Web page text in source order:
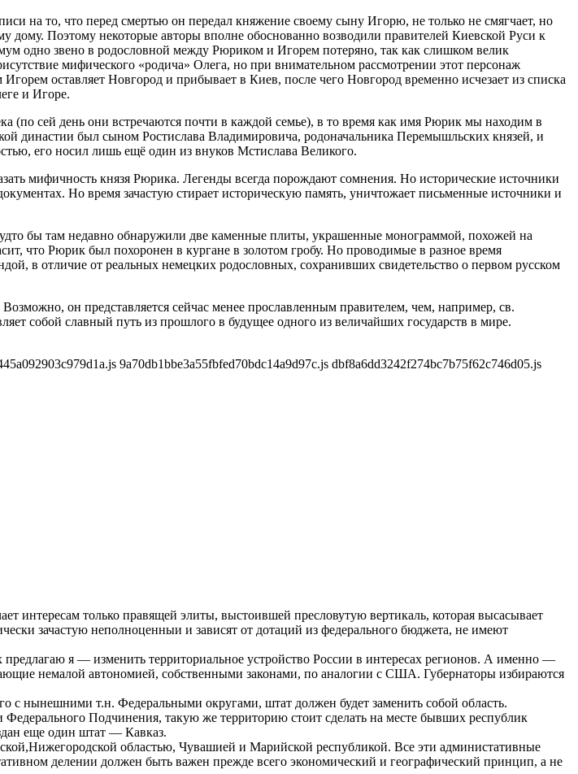
на то, что перед смертью он передал княжение своему сыну Игорю, не только не смягчает, но
дому. Поэтому некоторые авторы вполне обоснованно возводили правителей Киевской Руси к
одно звено в родословной между Рюриком и Игорем потеряно, так как слишком велик
мифического «родича» Олега, но при внимательном рассмотрении этот персонаж
оставляет Новгород и прибывает в Киев, после чего Новгород временно исчезает из списка
и Игоре.
(по сей день они встречаются почти в каждой семье), в то время как имя Рюрик мы находим в
династии был сыном Ростислава Владимировича, родоначальника Перемышльских князей, и
его носил лишь ещё один из внуков Мстислава Великого.
мифичность князя Рюрика. Легенды всегда порождают сомнения. Но исторические источники
Но время зачастую стирает историческую память, уничтожает письменные источники и
бы там недавно обнаружили две каменные плиты, украшенные монограммой, похожей на
что Рюрик был похоронен в кургане в золотом гробу. Но проводимые в разное время
в отличие от реальных немецких родословных, сохранивших свидетельство о первом русском
он представляется сейчас менее прославленным правителем, чем, например, св.
собой славный путь из прошлого в будущее одного из величайших государств в мире.
9a70db1bbe3a55fbfed70bdc14a9d97c.js dbf8a6dd3242f274bc7b75f62c746d05.js
интересам только правящей элиты, выстоившей пресловутую вертикаль, которая высасывает
зачастую неполноценныи и зависят от дотаций из федерального бюджета, не имеют
предлагаю я — изменить территориальное устройство России в интересах регионов. А именно —
немалой автономией, собственными законами, по аналогии с США. Губернаторы избираются
с нынешними т.н. Федеральными округами, штат должен будет заменить собой область.
Подчинения, такую же территорию стоит сделать на месте бывших республик
еще один штат — Кавказ.
областью, Чувашией и Марийской республикой. Все эти администативные
делении должен быть важен прежде всего экономический и географический принцип, а не